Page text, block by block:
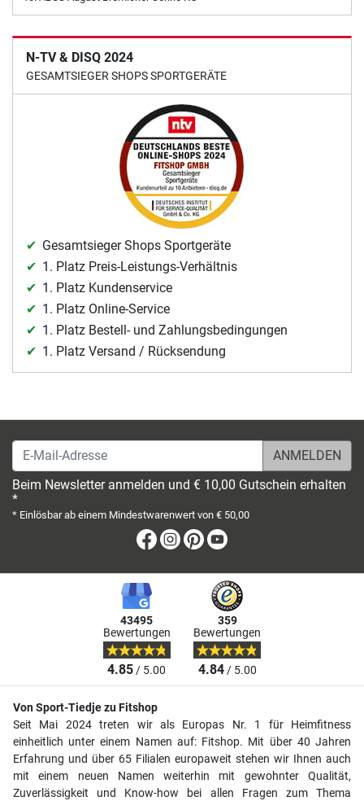
N-TV & DISQ 2024
GESAMTSIEGER SHOPS SPORTGERÄTE
Gesamtsieger Shops Sportgeräte
1. Platz Preis-Leistungs-Verhältnis
1. Platz Kundenservice
1. Platz Online-Service
1. Platz Bestell- und Zahlungsbedingungen
1. Platz Versand / Rücksendung
E-Mail-Adresse
Beim Newsletter anmelden und € 10,00 Gutschein erhalten
*
* Einlösbar ab einem Mindestwarenwert von € 50,00
Facebook
Instagram
Pinterest
43495
Bewertungen
4.85/ 5.00
359
Bewertungen
4.84/ 5.00
Von Sport-Tiedje zu Fitshop
Seit Mai 2024 treten wir als Europas Nr. 1 für Heimfitness
einheitlich unter einem Namen auf: Fitshop. Mit über 40 Jahren
Erfahrung und über 65 Filialen europaweit stehen wir Ihnen auch
mit einem neuen Namen weiterhin mit gewohnter Qualität,
Zuverlässigkeit und Know-how bei allen Fragen zum Thema